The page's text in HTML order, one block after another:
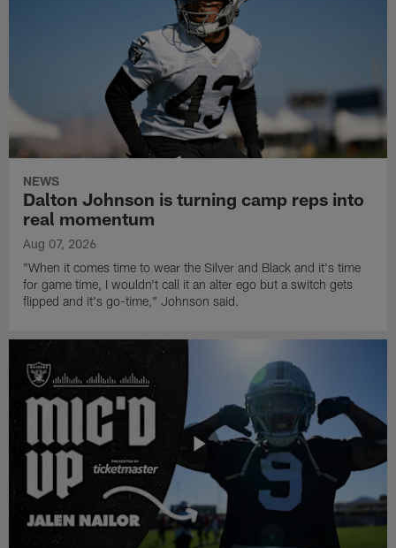
NEWS
Dalton Johnson is turning camp reps into
real momentum
Aug 07, 2026
"When it comes time to wear the Silver and Black and it's time
for game time, I wouldn't call it an alter ego but a switch gets
flipped and it's go-time," Johnson said.